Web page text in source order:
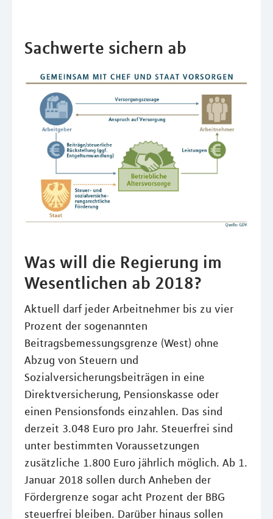
Sachwerte sichern ab
Was will die Regierung im
Wesentlichen ab 2018?
Aktuell darf jeder Arbeitnehmer bis zu vier
Prozent der sogenannten
Beitragsbemessungsgrenze (West) ohne
Abzug von Steuern und
Sozialversicherungsbeiträgen in eine
Direktversicherung, Pensionskasse oder
einen Pensionsfonds einzahlen. Das sind
derzeit 3.048 Euro pro Jahr. Steuerfrei sind
unter bestimmten Voraussetzungen
zusätzliche 1.800 Euro jährlich möglich. Ab 1.
Januar 2018 sollen durch Anheben der
Fördergrenze sogar acht Prozent der BBG
steuerfrei bleiben. Darüber hinaus sollen